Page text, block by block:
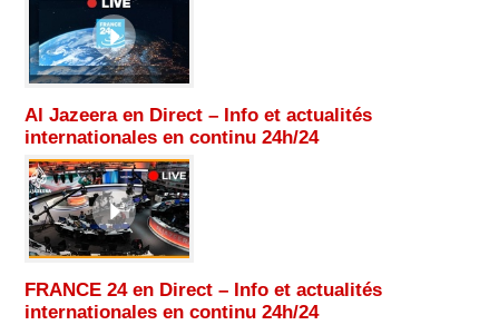
Al Jazeera en Direct – Info et actualités
internationales en continu 24h/24
FRANCE 24 en Direct – Info et actualités
internationales en continu 24h/24